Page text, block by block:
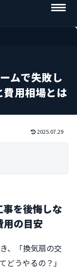
ムで失敗し
費用相場とは
2025.07.29
を後悔しな
用の目安
、「換気扇の交
どうやるの？」